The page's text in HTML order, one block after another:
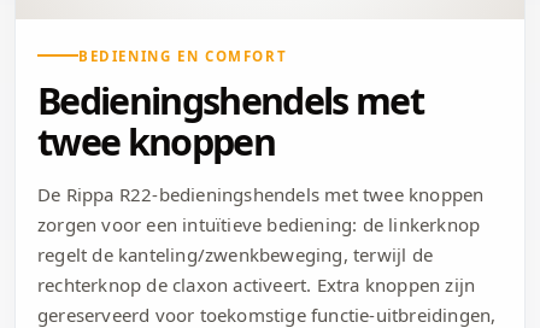
BEDIENING EN COMFORT
Bedieningshendels met
twee knoppen
De Rippa R22-bedieningshendels met twee knoppen
zorgen voor een intuïtieve bediening: de linkerknop
regelt de kanteling/zwenkbeweging, terwijl de
rechterknop de claxon activeert. Extra knoppen zijn
gereserveerd voor toekomstige functie-uitbreidingen,